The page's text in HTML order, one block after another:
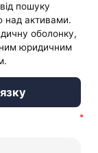
пошуку
над активами.
оболонку,
юридичним